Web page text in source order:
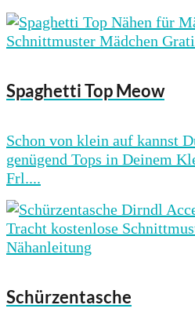
Spaghetti Top Meow
Schon von klein auf kannst
genügend Tops in Deinem
Frl....
Schürzentasche